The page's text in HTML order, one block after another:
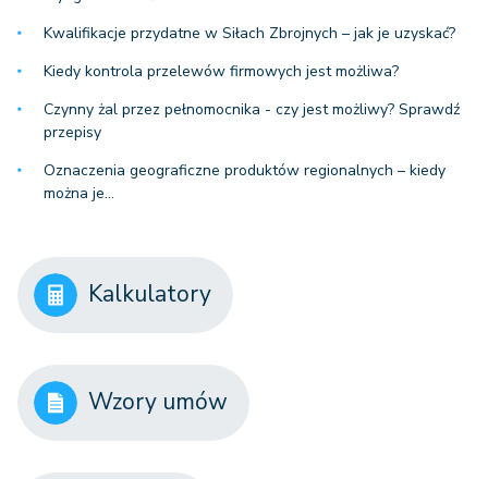
Kwalifikacje przydatne w Siłach Zbrojnych – jak je uzyskać?
Kiedy kontrola przelewów firmowych jest możliwa?
Czynny żal przez pełnomocnika - czy jest możliwy? Sprawdź
przepisy
Oznaczenia geograficzne produktów regionalnych – kiedy
można je…
Kalkulatory
Wzory umów